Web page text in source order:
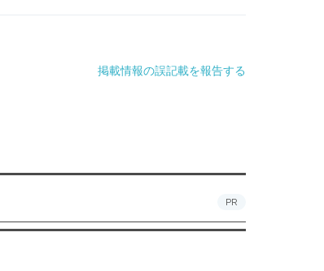
掲載情報の誤記載を報告する
PR